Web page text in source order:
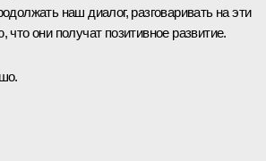
наш диалог, разговаривать на эти
они получат позитивное развитие.